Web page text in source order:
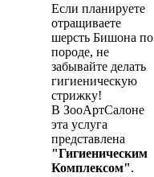
Если планируете
отращиваете
шерсть Бишона по
породе, не
забывайте делать
гигиеническую
стрижку!
В ЗооАртСалоне
эта услуга
представлена
"Гигиеническим
Комплексом".